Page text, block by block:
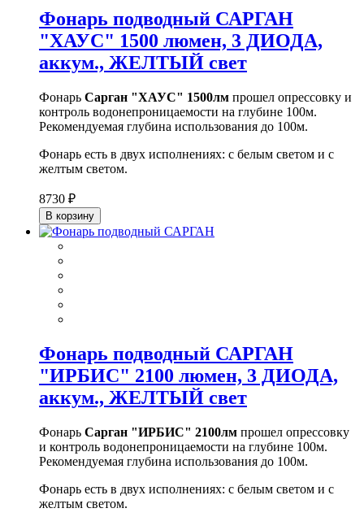
Фонарь подводный САРГАН
"ХАУС" 1500 люмен, 3 ДИОДА,
аккум., ЖЕЛТЫЙ свет
Фонарь Сарган "ХАУС" 1500лм прошел опрессовку и
контроль водонепроницаемости на глубине 100м.
Рекомендуемая глубина использования до 100м.
Фонарь есть в двух исполнениях: с белым светом и с
желтым светом.
8730 ₽
В корзину
Фонарь подводный САРГАН
"ИРБИС" 2100 люмен, 3 ДИОДА,
аккум., ЖЕЛТЫЙ свет
Фонарь Сарган "ИРБИС" 2100лм прошел опрессовку
и контроль водонепроницаемости на глубине 100м.
Рекомендуемая глубина использования до 100м.
Фонарь есть в двух исполнениях: с белым светом и с
желтым светом.